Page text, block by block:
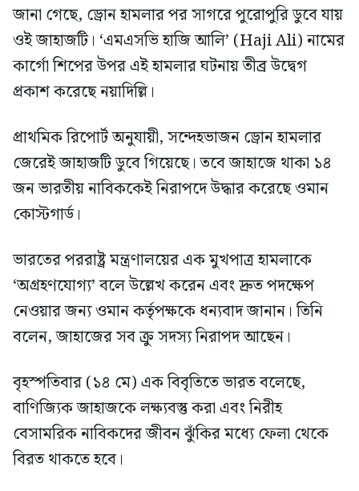
জানা গেছে, ড্রোন হামলার পর সাগরে পুরোপুরি ডুবে যায়
ওই জাহাজটি। ‘এমএসভি হাজি আলি’ (Haji Ali) নামের
কার্গো শিপের উপর এই হামলার ঘটনায় তীব্র উদ্বেগ
প্রকাশ করেছে নয়াদিল্লি।
প্রাথমিক রিপোর্ট অনুযায়ী, সন্দেহভাজন ড্রোন হামলার
জেরেই জাহাজটি ডুবে গিয়েছে। তবে জাহাজে থাকা ১৪
জন ভারতীয় নাবিককেই নিরাপদে উদ্ধার করেছে ওমান
কোস্টগার্ড।
ভারতের পররাষ্ট্র মন্ত্রণালয়ের এক মুখপাত্র হামলাকে
‘অগ্রহণযোগ্য’ বলে উল্লেখ করেন এবং দ্রুত পদক্ষেপ
নেওয়ার জন্য ওমান কর্তৃপক্ষকে ধন্যবাদ জানান। তিনি
বলেন, জাহাজের সব ক্রু সদস্য নিরাপদ আছেন।
বৃহস্পতিবার (১৪ মে) এক বিবৃতিতে ভারত বলেছে,
বাণিজ্যিক জাহাজকে লক্ষ্যবস্তু করা এবং নিরীহ
বেসামরিক নাবিকদের জীবন ঝুঁকির মধ্যে ফেলা থেকে
বিরত থাকতে হবে।